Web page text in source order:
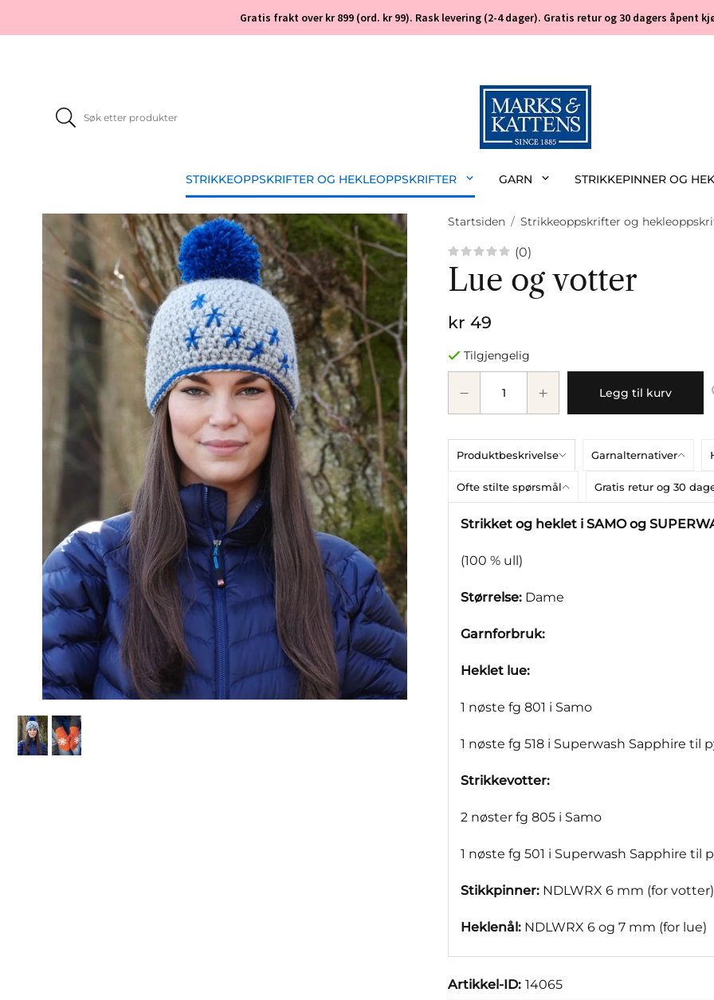
Gratis frakt over kr 899 (ord. kr 99). Rask levering (2-4 dager). Gratis retur og 30 dagers åpent
STRIKKEOPPSKRIFTER OG HEKLEOPPSKRIFTER GARN STRIKKEPINNER OG
Startsiden / Strikkeoppskrifter og
(0)
Lue og votter
kr 49
Tilgjengelig
Legg til kurv
Produktbeskrivelse Garnalternativer
Ofte stilte spørsmål Gratis retur og 30
Strikket og heklet i SAMO og
(100 % ull)
Størrelse: Dame
Garnforbruk:
Heklet lue:
1 nøste fg 801 i Samo
1 nøste fg 518 i Superwash Sapphire til
Strikkevotter:
2 nøster fg 805 i Samo
1 nøste fg 501 i Superwash Sapphire til
Stikkpinner: NDLWRX 6 mm (for votter)
Heklenål: NDLWRX 6 og 7 mm (for lue)
Artikkel-ID: 14065